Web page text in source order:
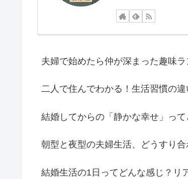
夫婦で始めたら仲が深まった趣味
二人で住んでわかる！生活習慣の違
結婚してからの「静かな幸せ」って
朝型と夜型の夫婦生活、どうすり合
結婚生活の1日ってどんな感じ？リ